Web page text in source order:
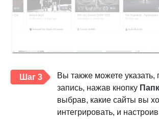
Шаг 3
Вы также можете указать,
запись, нажав кнопку
выбрав, какие сайты вы
интегрировать, и